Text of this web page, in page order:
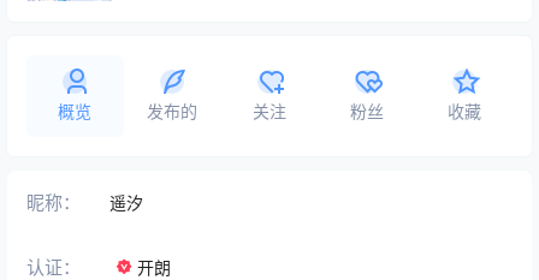
概览 发布的 关注 粉丝 收藏
昵称： 遥汐
认证： 开朗